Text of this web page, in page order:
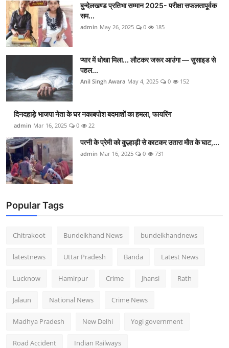
बुन्देलखण्ड प्रतिभा सम्मान 2025- परीक्षा सफलतापूर्वक
सम...
admin May 26, 2025 0 185
प्यार में धोखा मिला... लौटकर जरूर आउंगा — सुसाइड से
पहल...
Anil Singh Awara May 4, 2025 0 152
दिनदहाड़े भाजपा नेता के घर नकाबपोश बदमाशों का हमला, फायरिंग
admin Mar 16, 2025 0 22
पत्नी के प्रेमी को कुल्हाड़ी से काटकर उतारा मौत के घाट,...
admin Mar 16, 2025 0 731
Popular Tags
Chitrakoot Bundelkhand News bundelkhandnews
latestnews Uttar Pradesh Banda Latest News
Lucknow Hamirpur Crime Jhansi Rath
Jalaun National News Crime News
Madhya Pradesh New Delhi Yogi government
Road Accident Indian Railways